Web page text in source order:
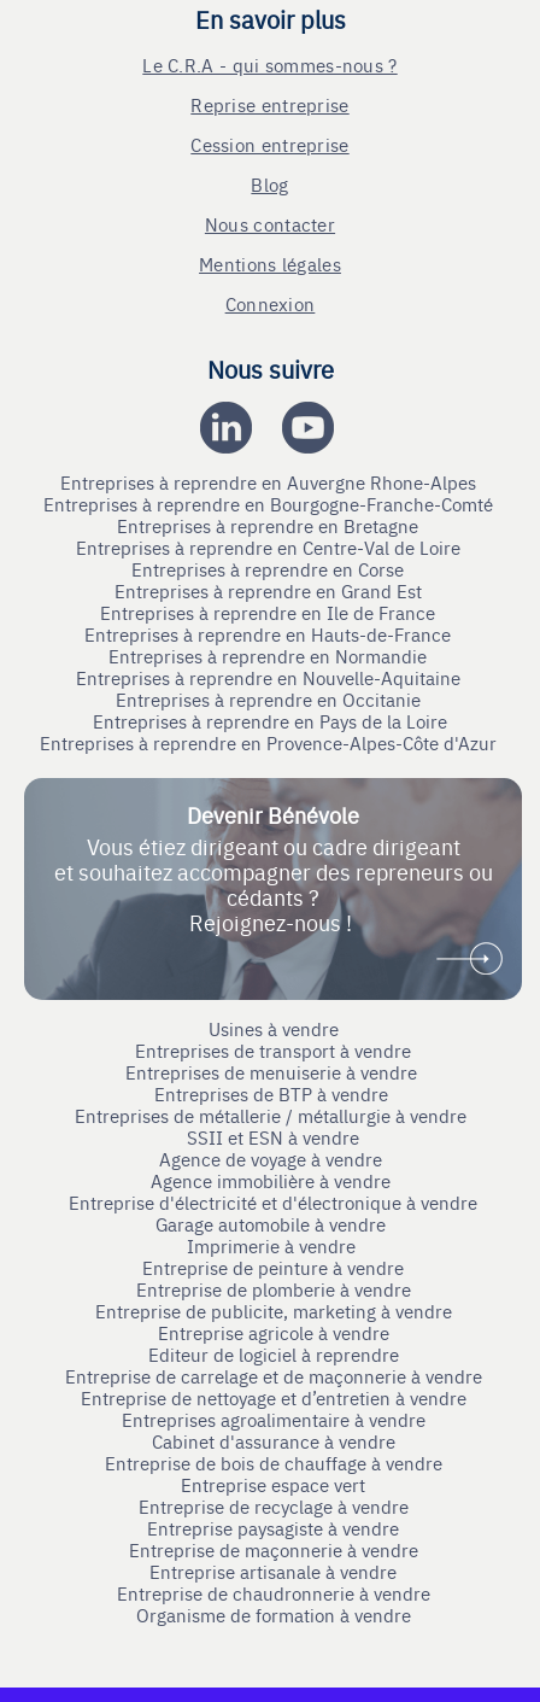
En savoir plus
Le C.R.A - qui sommes-nous ?
Reprise entreprise
Cession entreprise
Blog
Nous contacter
Mentions légales
Connexion
Nous suivre
Entreprises à reprendre en Auvergne Rhone-Alpes
Entreprises à reprendre en Bourgogne-Franche-Comté
Entreprises à reprendre en Bretagne
Entreprises à reprendre en Centre-Val de Loire
Entreprises à reprendre en Corse
Entreprises à reprendre en Grand Est
Entreprises à reprendre en Ile de France
Entreprises à reprendre en Hauts-de-France
Entreprises à reprendre en Normandie
Entreprises à reprendre en Nouvelle-Aquitaine
Entreprises à reprendre en Occitanie
Entreprises à reprendre en Pays de la Loire
Entreprises à reprendre en Provence-Alpes-Côte d'Azur
Devenir Bénévole
Vous étiez dirigeant ou cadre dirigeant
et souhaitez accompagner des repreneurs ou
cédants ?
Rejoignez-nous !
Usines à vendre
Entreprises de transport à vendre
Entreprises de menuiserie à vendre
Entreprises de BTP à vendre
Entreprises de métallerie / métallurgie à vendre
SSII et ESN à vendre
Agence de voyage à vendre
Agence immobilière à vendre
Entreprise d'électricité et d'électronique à vendre
Garage automobile à vendre
Imprimerie à vendre
Entreprise de peinture à vendre
Entreprise de plomberie à vendre
Entreprise de publicite, marketing à vendre
Entreprise agricole à vendre
Editeur de logiciel à reprendre
Entreprise de carrelage et de maçonnerie à vendre
Entreprise de nettoyage et d’entretien à vendre
Entreprises agroalimentaire à vendre
Cabinet d'assurance à vendre
Entreprise de bois de chauffage à vendre
Entreprise espace vert
Entreprise de recyclage à vendre
Entreprise paysagiste à vendre
Entreprise de maçonnerie à vendre
Entreprise artisanale à vendre
Entreprise de chaudronnerie à vendre
Organisme de formation à vendre